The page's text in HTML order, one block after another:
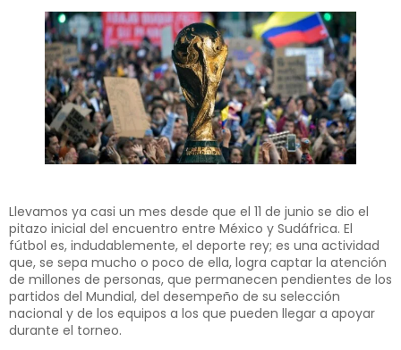
Llevamos ya casi un mes desde que el 11 de junio se dio el
pitazo inicial del encuentro entre México y Sudáfrica. El
fútbol es, indudablemente, el deporte rey; es una actividad
que, se sepa mucho o poco de ella, logra captar la atención
de millones de personas, que permanecen pendientes de los
partidos del Mundial, del desempeño de su selección
nacional y de los equipos a los que pueden llegar a apoyar
durante el torneo.